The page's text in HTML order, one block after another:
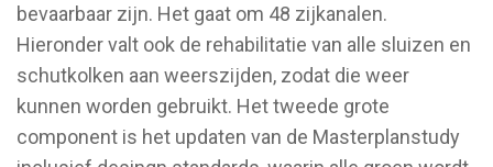
bevaarbaar zijn. Het gaat om 48 zijkanalen.
Hieronder valt ook de rehabilitatie van alle sluizen en
schutkolken aan weerszijden, zodat die weer
kunnen worden gebruikt. Het tweede grote
component is het updaten van de Masterplanstudy